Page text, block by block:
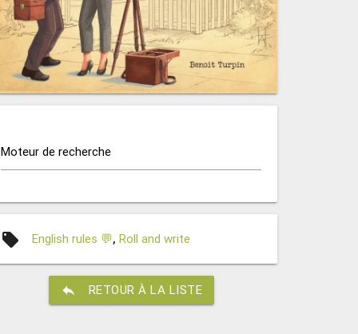
Moteur de recherche
local_offer English rules 💬,Roll and write
reply RETOUR À LA LISTE